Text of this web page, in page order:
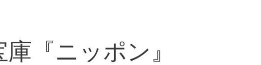
『ニッポン』